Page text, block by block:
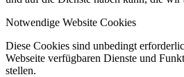
Notwendige Website Cookies
Diese Cookies sind unbedingt
Webseite verfügbaren Dienste und
stellen.